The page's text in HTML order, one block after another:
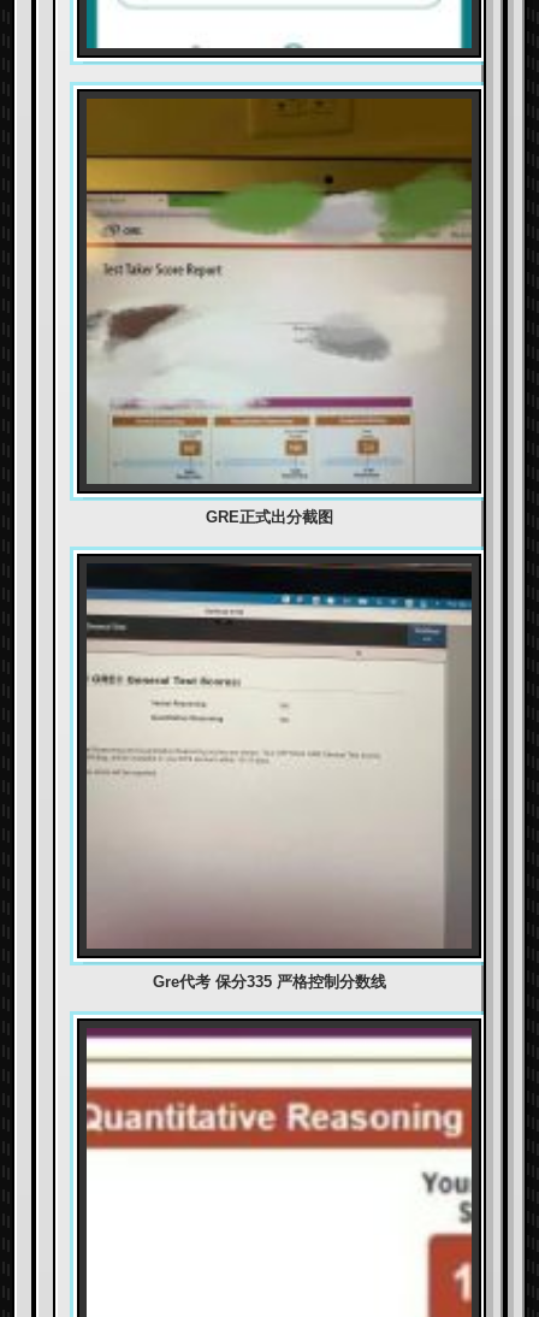
GRE正式出分截图
Gre代考 保分335 严格控制分数线